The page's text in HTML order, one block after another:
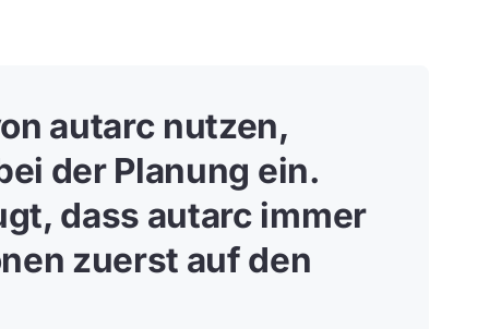
autarc nutzen,
der Planung ein.
dass autarc immer
zuerst auf den